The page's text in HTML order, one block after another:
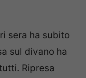
sera ha subito
sul divano ha
Ripresa